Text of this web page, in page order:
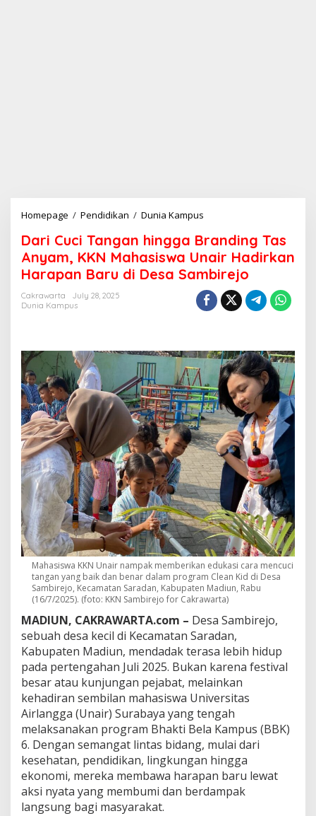
Homepage / Pendidikan / Dunia Kampus
r
i
C
u
c
i
g
a
n
h
i
n
g
g
a
B
r
a
n
d
i
n
g
T
a
s
n
y
a
m
,
K
K
N
M
a
h
a
s
i
Dari Cuci Tangan hingga Branding Tas
Anyam, KKN Mahasiswa Unair Hadirkan
Harapan Baru di Desa Sambirejo
Cakrawarta
July 28, 2025
Dunia Kampus
Mahasiswa KKN Unair nampak memberikan edukasi cara mencuci
tangan yang baik dan benar dalam program Clean Kid di Desa
Sambirejo, Kecamatan Saradan, Kabupaten Madiun, Rabu
(16/7/2025). (foto: KKN Sambirejo for Cakrawarta)
MADIUN, CAKRAWARTA.com – Desa Sambirejo,
sebuah desa kecil di Kecamatan Saradan,
Kabupaten Madiun, mendadak terasa lebih hidup
pada pertengahan Juli 2025. Bukan karena festival
besar atau kunjungan pejabat, melainkan
kehadiran sembilan mahasiswa Universitas
Airlangga (Unair) Surabaya yang tengah
melaksanakan program Bhakti Bela Kampus (BBK)
6. Dengan semangat lintas bidang, mulai dari
kesehatan, pendidikan, lingkungan hingga
ekonomi, mereka membawa harapan baru lewat
aksi nyata yang membumi dan berdampak
langsung bagi masyarakat.